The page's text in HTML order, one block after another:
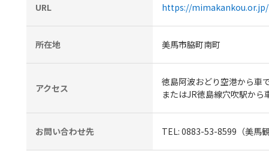
URL https://mimakankou.or.jp/
所在地 美馬市脇町南町
アクセス
徳島阿波おどり空港から車
またはJR徳島線穴吹駅から
お問い合わせ先 TEL: 0883-53-8599（美馬観